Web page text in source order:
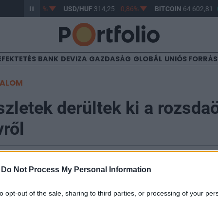
Do Not Process My Personal Information
opt-out of the sale, sharing to third parties, or processing of your
-0,58% USD/HUF 314,25 -0,86% BITCOIN64 602,81
BANK DEVIZA GAZDASÁG GLOBÁL UNIÓS
derültek ki a
a kormány meghirdette a rozsdaövezetek